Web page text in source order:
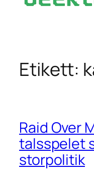
Etikett:
Raid Over
talsspelet
storpolitik